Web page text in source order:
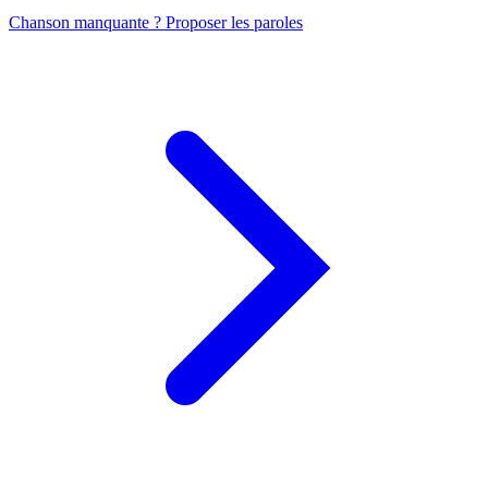
Chanson manquante ? Proposer les paroles